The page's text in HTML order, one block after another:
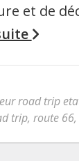
et de
road trip
trip, route 66,